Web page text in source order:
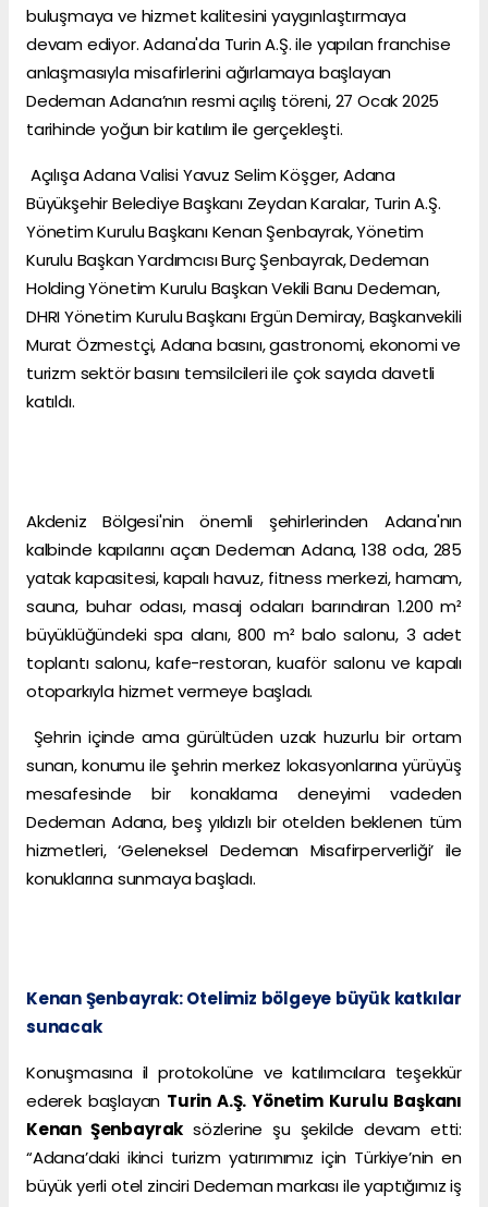
buluşmaya ve hizmet kalitesini yaygınlaştırmaya
devam ediyor. Adana'da Turin A.Ş. ile yapılan franchise
anlaşmasıyla misafirlerini ağırlamaya başlayan
Dedeman Adana’nın resmi açılış töreni, 27 Ocak 2025
tarihinde yoğun bir katılım ile gerçekleşti.
Açılışa Adana Valisi Yavuz Selim Köşger, Adana
Büyükşehir Belediye Başkanı Zeydan Karalar, Turin A.Ş.
Yönetim Kurulu Başkanı Kenan Şenbayrak, Yönetim
Kurulu Başkan Yardımcısı Burç Şenbayrak, Dedeman
Holding Yönetim Kurulu Başkan Vekili Banu Dedeman,
DHRI Yönetim Kurulu Başkanı Ergün Demiray, Başkanvekili
Murat Özmestçi, Adana basını, gastronomi, ekonomi ve
turizm sektör basını temsilcileri ile çok sayıda davetli
katıldı.
Akdeniz Bölgesi'nin önemli şehirlerinden Adana'nın
kalbinde kapılarını açan Dedeman Adana, 138 oda, 285
yatak kapasitesi, kapalı havuz, fitness merkezi, hamam,
sauna, buhar odası, masaj odaları barındıran 1.200 m²
büyüklüğündeki spa alanı, 800 m² balo salonu, 3 adet
toplantı salonu, kafe-restoran, kuaför salonu ve kapalı
otoparkıyla hizmet vermeye başladı.
Şehrin içinde ama gürültüden uzak huzurlu bir ortam
sunan, konumu ile şehrin merkez lokasyonlarına yürüyüş
mesafesinde bir konaklama deneyimi vadeden
Dedeman Adana, beş yıldızlı bir otelden beklenen tüm
hizmetleri, ‘Geleneksel Dedeman Misafirperverliği’ ile
konuklarına sunmaya başladı.
Kenan Şenbayrak: Otelimiz bölgeye büyük katkılar
sunacak
Konuşmasına il protokolüne ve katılımcılara teşekkür
ederek başlayan Turin A.Ş. Yönetim Kurulu Başkanı
Kenan Şenbayrak sözlerine şu şekilde devam etti:
“Adana’daki ikinci turizm yatırımımız için Türkiye’nin en
büyük yerli otel zinciri Dedeman markası ile yaptığımız iş